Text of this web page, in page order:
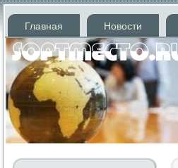
Главная Новости